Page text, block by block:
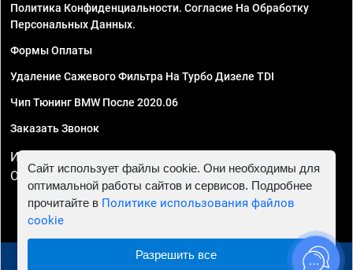
Политика Конфиденциальности. Согласие На Обработку
Персональных Данных.
Формы Оплаты
Удаление Сажевого Фильтра На Турбо Дизеле TDI
Чип Тюнинг BMW После 2020.06
Заказать Звонок
ИП Смирнов Георгий Павлович. ИНН 781302555843,
ОГРНИП 324470400032610
© 2010 - 2026 Чип тюнинг в Ставрополе - Автосервис
Сайт использует файлы cookie. Они необходимы для
оптимальной работы сайтов и сервисов. Подробнее
прочитайте в Политике использования файлов
cookie
Разрешить все